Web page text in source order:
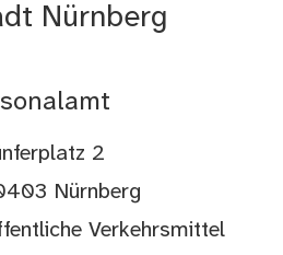
Nürnberg
2
Nürnberg
Verkehrsmittel